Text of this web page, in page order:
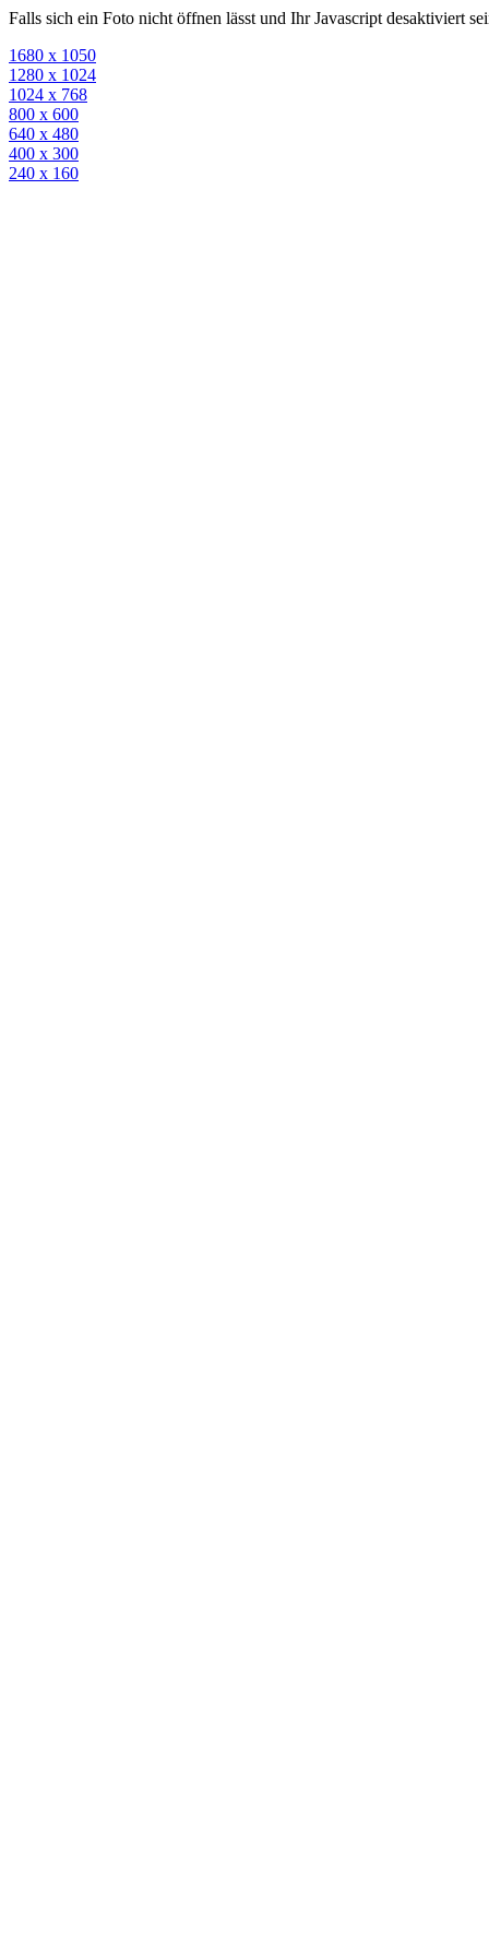
Falls sich ein Foto nicht öffnen lässt und Ihr Javascript desaktiviert
1680 x 1050
1280 x 1024
1024 x 768
800 x 600
640 x 480
400 x 300
240 x 160